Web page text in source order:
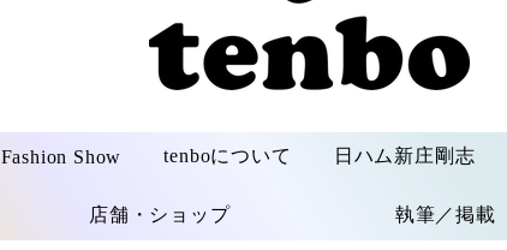
Fashion Show tenboについて 日ハム新庄剛志
店舗・ショップ 執筆／掲載